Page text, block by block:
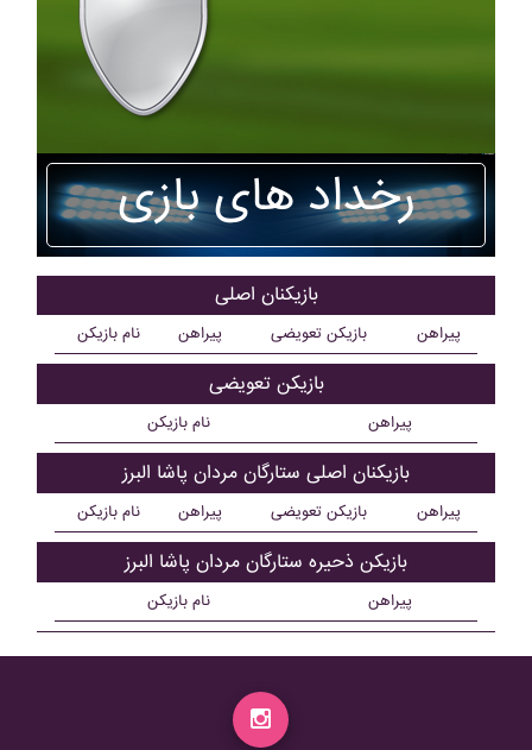
رخداد های بازی
بازیکنان اصلی
نام بازیکن پیراهن بازیکن تعویضی پیراهن
بازیکن تعویضی
نام بازیکن پیراهن
بازیکنان اصلی ستارگان مردان پاشا البرز
نام بازیکن پیراهن بازیکن تعویضی پیراهن
بازیکن ذحیره ستارگان مردان پاشا البرز
نام بازیکن پیراهن